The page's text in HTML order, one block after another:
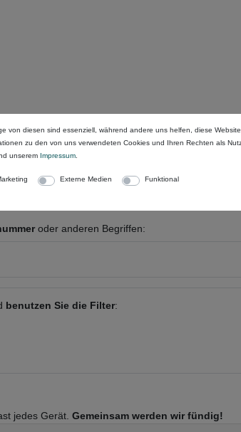
oder anderen Begriffen:
benutzen Sie die Filter:
jedes Gerät. Gemeinsam werden wir fündig!
von diesen sind essenziell, während andere uns helfen, diese
zu den von uns verwendeten Cookies und Ihren Rechten als
unserem Impressum
Externe Medien Funktional